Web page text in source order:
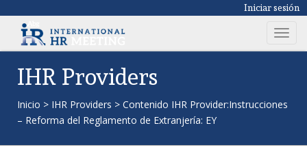
Iniciar sesión
T
o
a
IHR Providers
Inicio > IHR Providers > Contenido IHR Provider:Instrucciones
– Reforma del Reglamento de Extranjería: EY